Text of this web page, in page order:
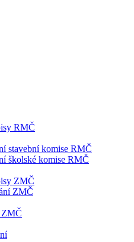
RMČ
stavební komise RMČ
školské komise RMČ
ZMČ
ZMČ
ZMČ